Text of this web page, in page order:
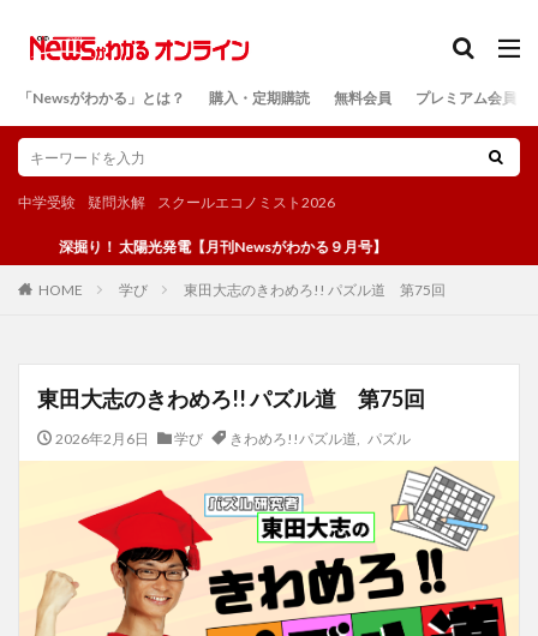
「Newsがわかる」とは？ 購入・定期購読 無料会員 プレミアム会員
中学受験 疑問氷解 スクールエコノミスト2026
掘り！ 太陽光発電【月刊Newsがわかる９月号】
HOME 学び 東田大志のきわめろ!! パズル道 第75回
東田大志のきわめろ!! パズル道 第75回
2026年2月6日 学び きわめろ!!パズル道 パズル
検索